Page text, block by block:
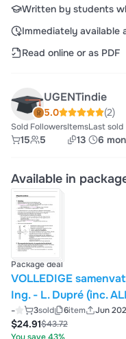
Written by students
Immediately available
Read online or as PDF
UGENTindie
5.0 (2)
Sold
15
Followers
5
Items
13
Last sold
6
Available in
Package deal
VOLLEDIGE
Ing. - L. Dupré (inc.
- 3sold 6item
Jun
$43.72
$24.91